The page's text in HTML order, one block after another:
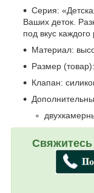
Серия:
Ваших деток.
под вкус каждого
Материал:
Размер
Клапан:
Свяжитесь